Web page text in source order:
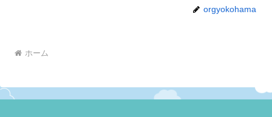
orgyokohama
ホーム